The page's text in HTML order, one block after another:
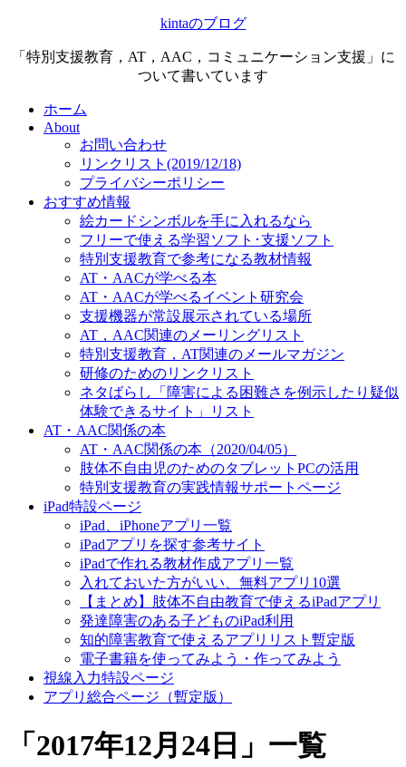
kintaのブログ
「特別支援教育，AT，AAC，コミュニケーション支援」に
ついて書いています
ホーム
About
お問い合わせ
リンクリスト(2019/12/18)
プライバシーポリシー
おすすめ情報
絵カードシンボルを手に入れるなら
フリーで使える学習ソフト･支援ソフト
特別支援教育で参考になる教材情報
AT・AACが学べる本
AT・AACが学べるイベント研究会
支援機器が常設展示されている場所
AT，AAC関連のメーリングリスト
特別支援教育，AT関連のメールマガジン
研修のためのリンクリスト
ネタばらし「障害による困難さを例示したり疑似
体験できるサイト」リスト
AT・AAC関係の本
AT・AAC関係の本（2020/04/05）
肢体不自由児のためのタブレットPCの活用
特別支援教育の実践情報サポートページ
iPad特設ページ
iPad、iPhoneアプリ一覧
iPadアプリを探す参考サイト
iPadで作れる教材作成アプリ一覧
入れておいた方がいい、無料アプリ10選
【まとめ】肢体不自由教育で使えるiPadアプリ
発達障害のある子どものiPad利用
知的障害教育で使えるアプリリスト暫定版
電子書籍を使ってみよう・作ってみよう
視線入力特設ページ
アプリ総合ページ（暫定版）
「 2017年12月24日 」 一覧